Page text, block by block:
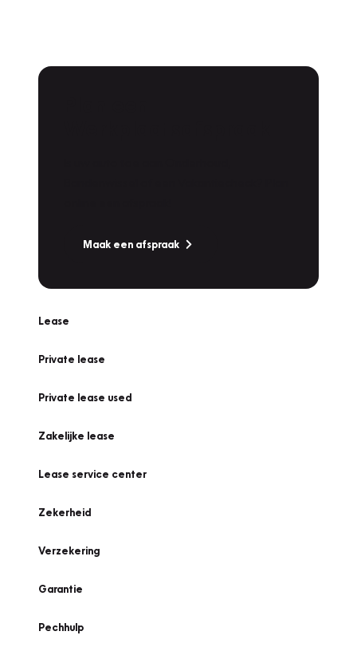
Maak een afspraak
Lease
Private lease
Private lease used
Zakelijke lease
Lease service center
Zekerheid
Verzekering
Garantie
Pechhulp